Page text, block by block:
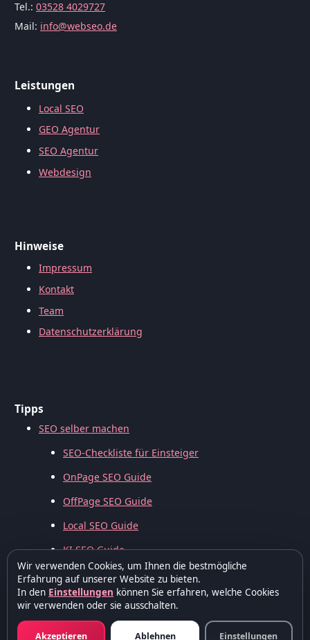
Tel.: 03528 4029727
Mail: info@webseo.de
Leistungen
Local SEO
GEO Agentur
SEO Agentur
Webdesign
Hinweise
Impressum
Kontakt
Team
Datenschutzerklärung
Tipps
SEO selber machen
SEO-Checkliste für Einsteiger
OnPage SEO Guide
OffPage SEO Guide
Local SEO Guide
KI SEO Guide
Wir verwenden Cookies, um Ihnen die bestmögliche
Erfahrung auf unserer Website zu bieten.
In den Einstellungen können Sie erfahren, welche Cookies
wir verwenden oder sie ausschalten.
Akzeptieren Ablehnen Einstellungen